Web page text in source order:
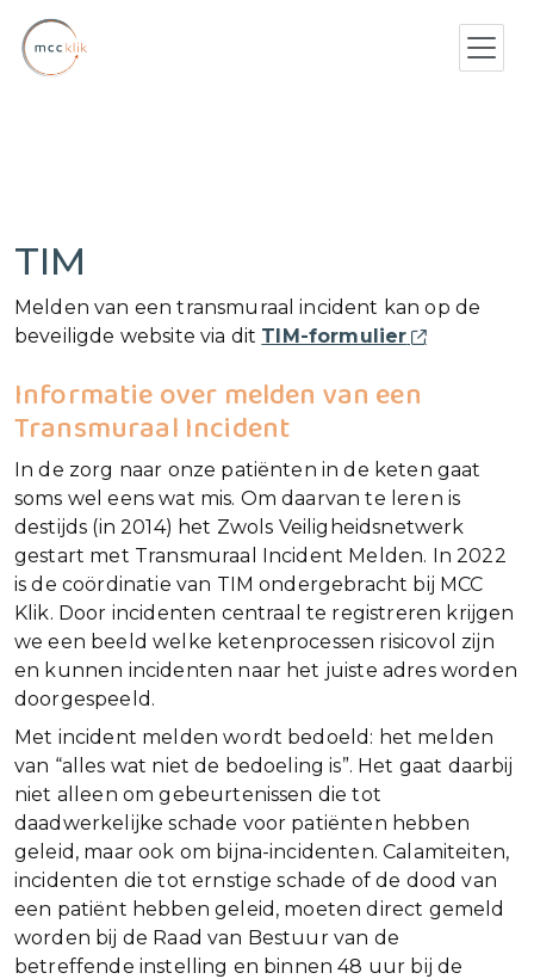
TIM
Melden van een transmuraal incident kan op de
beveiligde website via dit TIM-formulier
Informatie over m​​​​​elden van een
Transmuraal Incident
In de zorg naar onze patiënten in de keten gaat
soms wel eens wat mis. Om daarvan te leren is
destijds (in 2014) het Zwols Veiligheidsnetwerk
gestart met Transmuraal Incident Melden. In 2022
is de coördinatie van TIM ondergebracht bij MCC
Klik. Door incidenten centraal te registreren krijgen
we een beeld welke ketenprocessen risicovol zijn
en kunnen incidenten naar het juiste adres worden
doorgespeeld.
Met incident melden wordt bedoeld: het melden
van “alles wat niet de bedoeling is”. Het gaat daarbij
niet alleen om gebeurtenissen die tot
daadwerkelijke schade voor patiënten hebben
geleid, maar ook om bijna-incidenten. Calamiteiten,
incidenten die tot ernstige schade of de dood van
een patiënt hebben geleid, moeten direct gemeld
worden bij de Raad van Bestuur van de
betreffende instelling en binnen 48 uur bij de